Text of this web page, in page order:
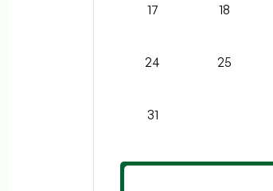
17 18
24 25
31